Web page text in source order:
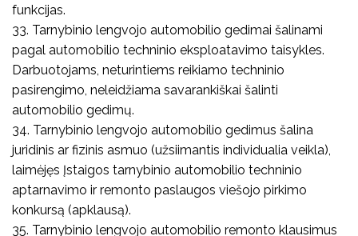
funkcijas.
33. Tarnybinio lengvojo automobilio gedimai šalinami
pagal automobilio techninio eksploatavimo taisykles.
Darbuotojams, neturintiems reikiamo techninio
pasirengimo, neleidžiama savarankiškai šalinti
automobilio gedimų.
34. Tarnybinio lengvojo automobilio gedimus šalina
juridinis ar fizinis asmuo (užsiimantis individualia veikla),
laimėjęs Įstaigos tarnybinio automobilio techninio
aptarnavimo ir remonto paslaugos viešojo pirkimo
konkursą (apklausą).
35. Tarnybinio lengvojo automobilio remonto klausimus